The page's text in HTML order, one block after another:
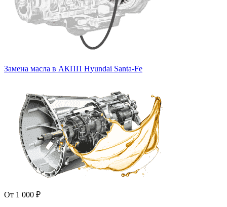
Замена масла в АКПП Hyundai Santa-Fe
От 1 000 ₽